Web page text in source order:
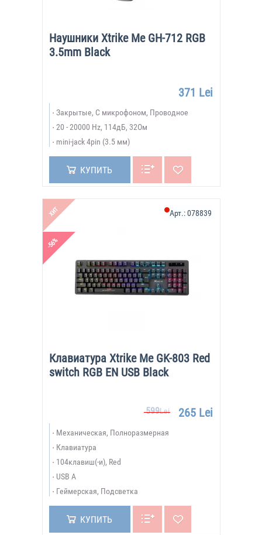
Наушники Xtrike Me GH-712 RGB
3.5mm Black
371 Lei
Закрытые, С микрофоном, Проводное
20 - 20000 Hz, 114дБ, 32Ом
mini-jack 4pin (3.5 мм)
КУПИТЬ
ХИТ
-56%
Клавиатура Xtrike Me GK-803 Red
switch RGB EN USB Black
Арт.:078839
599Lei 265 Lei
Механическая, Полноразмерная
Клавиатура
104клавиш(-и), Red
USB A
Геймерская, Подсветка
КУПИТЬ